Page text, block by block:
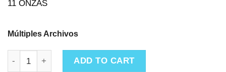
11 ONZAS
Múltiples Archivos
ADD TO CART